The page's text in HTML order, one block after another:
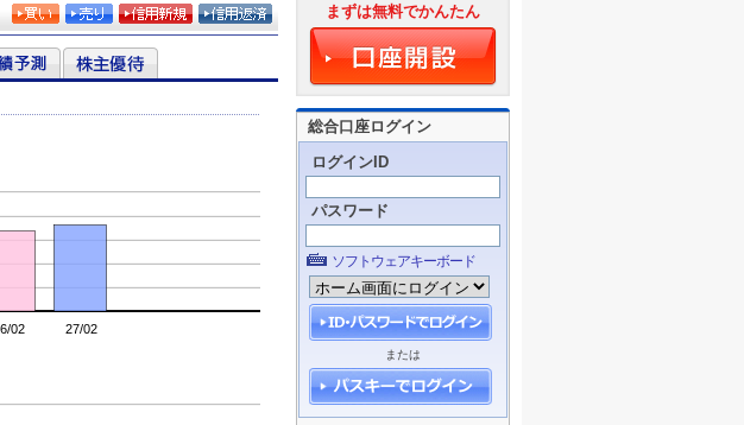
まずは無料でかんたん
総合口座ログイン
ログインID
パスワード
ソフトウェアキーボード
または